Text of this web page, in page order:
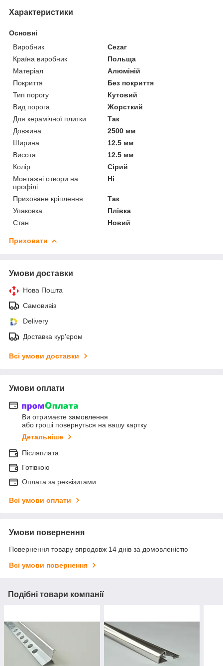
Характеристики
Основні
Виробник
Cezar
Країна виробник
Польща
Матеріал
Алюміній
Покриття
Без покриття
Тип порогу
Кутовий
Вид порога
Жорсткий
Для керамічної плитки
Так
Довжина
2500 мм
Ширина
12.5 мм
Висота
12.5 мм
Колір
Сірий
Монтажні отвори на
профілі
Ні
Приховане кріплення
Так
Упаковка
Плівка
Стан
Новий
Приховати
Умови доставки
Нова Пошта
Самовивіз
Delivery
Доставка кур'єром
Всі умови доставки
Умови оплати
Ви отримаєте замовлення
або гроші повернуться на вашу картку
Детальніше
Післяплата
Готівкою
Оплата за реквізитами
Всі умови оплати
Умови повернення
Повернення товару впродовж 14 днів за домовленістю
Всі умови повернення
Подібні товари компанії